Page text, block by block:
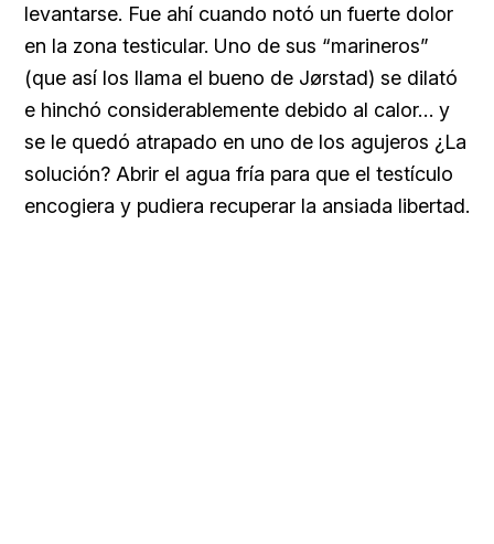
levantarse. Fue ahí cuando notó un fuerte dolor
en la zona testicular. Uno de sus “marineros”
(que así los llama el bueno de Jørstad) se dilató
e hinchó considerablemente debido al calor… y
se le quedó atrapado en uno de los agujeros ¿La
solución? Abrir el agua fría para que el testículo
encogiera y pudiera recuperar la ansiada libertad.